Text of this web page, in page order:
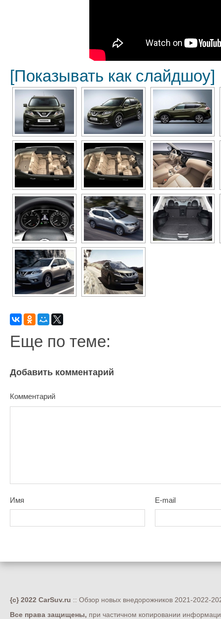
[Показывать как слайдшоу]
Еще по теме:
Добавить комментарий
Комментарий
Имя E-mail
{c} 2022 CarSuv.ru :: Обзор новых внедорожников 2021-2022-
Все права защищены, при частичном копировании